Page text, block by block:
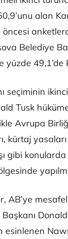
alan
öncesi
Belediye
49,1’de
seçiminin
Tusk
Avrupa
kürtaj
gibi
AB’ye
Donald
esinlenen